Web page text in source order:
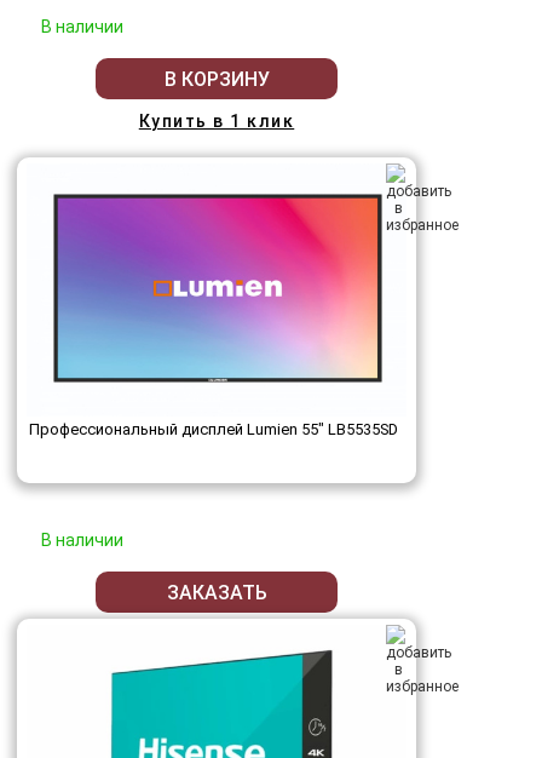
В наличии
В КОРЗИНУ
Купить в 1 клик
Профессиональный дисплей Lumien 55" LB5535SD
В наличии
ЗАКАЗАТЬ